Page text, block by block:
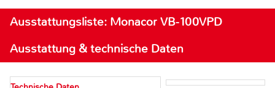
Ausstattungsliste: Monacor VB-100VPD
Ausstattung & technische Daten